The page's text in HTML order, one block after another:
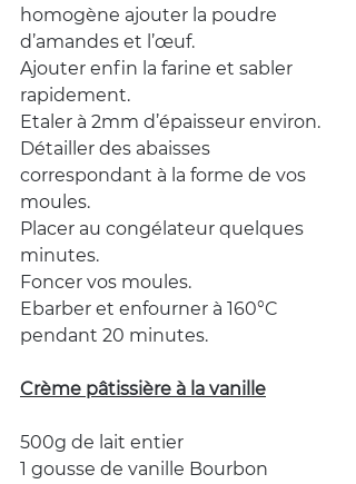
homogène ajouter la poudre
d’amandes et l’œuf.
Ajouter enfin la farine et sabler
rapidement.
Etaler à 2mm d’épaisseur environ.
Détailler des abaisses
correspondant à la forme de vos
moules.
Placer au congélateur quelques
minutes.
Foncer vos moules.
Ebarber et enfourner à 160°C
pendant 20 minutes.
Crème pâtissière à la vanille
500g de lait entier
1 gousse de vanille Bourbon